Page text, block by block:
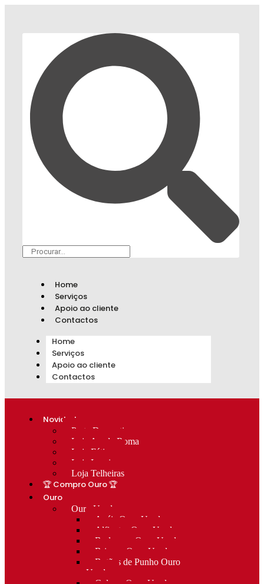
Home
Serviços
Apoio ao cliente
Contactos
Home
Serviços
Apoio ao cliente
Contactos
Novidades
Prata Decorativa
Loja Av. de Roma
Loja Fátima
Loja Lumiar
Loja Telheiras
🏆 Compro Ouro 🏆
Ouro
Ouro Usado
Anéis Ouro Usado
Alfinetes Ouro Usado
Berloques Ouro Usado
Brincos Ouro Usado
Botões de Punho Ouro
Usado